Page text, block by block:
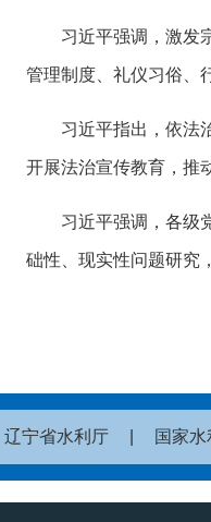
习近平强调，激发
管理制度、礼仪习俗、
习近平指出，依法
开展法治宣传教育，推
习近平强调，各级
础性、现实性问题研究
辽宁省水利厅 国家水